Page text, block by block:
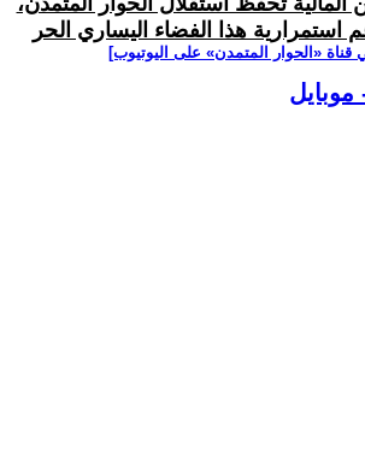
استمرارية هذا الفضاء اليساري الحر
‫«الحوار المتمدن» على اليوتيوب]
موبايل